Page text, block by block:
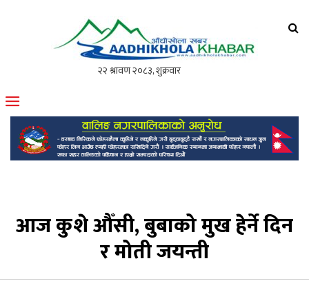
मोफसलकै लोकप्रिय अनलाइन पत्रिका
आज कुशे औँसी, बुबाको मुख हेर्ने दिन
र मोती जयन्ती